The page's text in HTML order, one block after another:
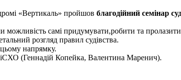
«Вертикаль» пройшов благодійний семінар
можливість самі придумувати,робити та
розгляд правил судівства.
напрямку.
(Геннадій Копейка, Валентина Маренич).